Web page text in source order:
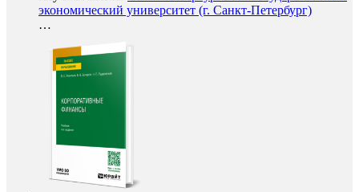
экономический университет (г. Санкт-Петербург)
…